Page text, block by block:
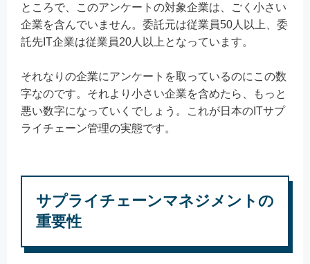
ところで、このアンケートの対象企業は、ごく小さい
企業を含んでいません。委託元は従業員50人以上、委
託先IT企業は従業員20人以上となっています。
それなりの企業にアンケートを取っているのにこの数
字なのです。それより小さい企業を含めたら、もっと
悪い数字になっていくでしょう。これが日本のITサプ
ライチェーン管理の実態です。
サプライチェーンマネジメントの
重要性